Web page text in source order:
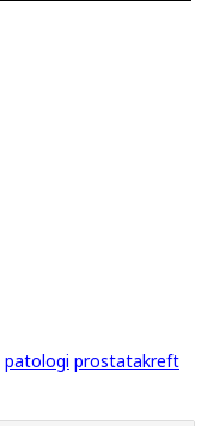
patologi prostatakreft